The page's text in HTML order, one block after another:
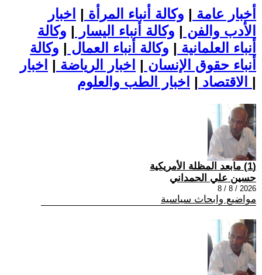
أخبار عامة | وكالة أنباء المرأة | اخبار
الأدب والفن | وكالة أنباء اليسار | وكالة
أنباء العلمانية | وكالة أنباء العمال | وكالة
أنباء حقوق الإنسان | اخبار الرياضة | اخبار
الاقتصاد | |
(1) مابعد المظلة الأمريكية
حسين علي الحمداني
2026 / 8 / 8
مواضيع وابحاث سياسية